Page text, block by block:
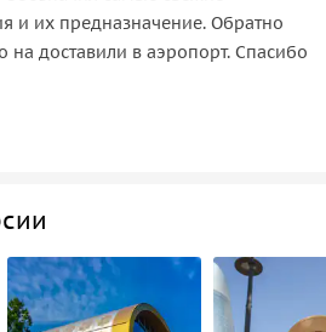
и их предназначение. Обратно
на доставили в аэропорт. Спасибо